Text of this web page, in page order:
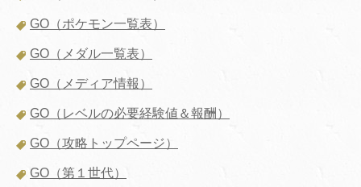
GO（ポケモン一覧表）
GO（メダル一覧表）
GO（メディア情報）
GO（レベルの必要経験値＆報酬）
GO（攻略トップページ）
GO（第１世代）